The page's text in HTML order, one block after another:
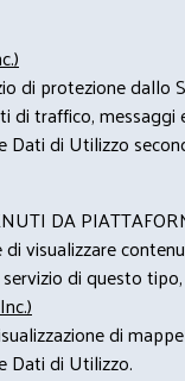
di protezione
traffico, messaggi
Dati di Utilizzo
DA
visualizzare
di questo
di
Dati di Utilizzo.